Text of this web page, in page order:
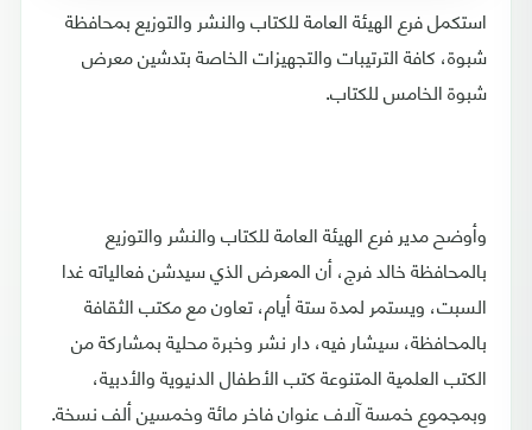
استكمل فرع الهيئة العامة للكتاب والنشر والتوزيع بمحافظة
شبوة، كافة الترتيبات والتجهيزات الخاصة بتدشين معرض
شبوة الخامس للكتاب.
وأوضح مدير فرع الهيئة العامة للكتاب والنشر والتوزيع
بالمحافظة خالد فرج، أن المعرض الذي سيدشن فعالياته غدا
السبت، ويستمر لمدة ستة أيام، تعاون مع مكتب الثقافة
بالمحافظة، سيشار فيه، دار نشر وخبرة محلية بمشاركة من
الكتب العلمية المتنوعة كتب الأطفال الدنيوية والأدبية،
وبمجموع خمسة آلاف عنوان فاخر مائة وخمسين ألف نسخة.